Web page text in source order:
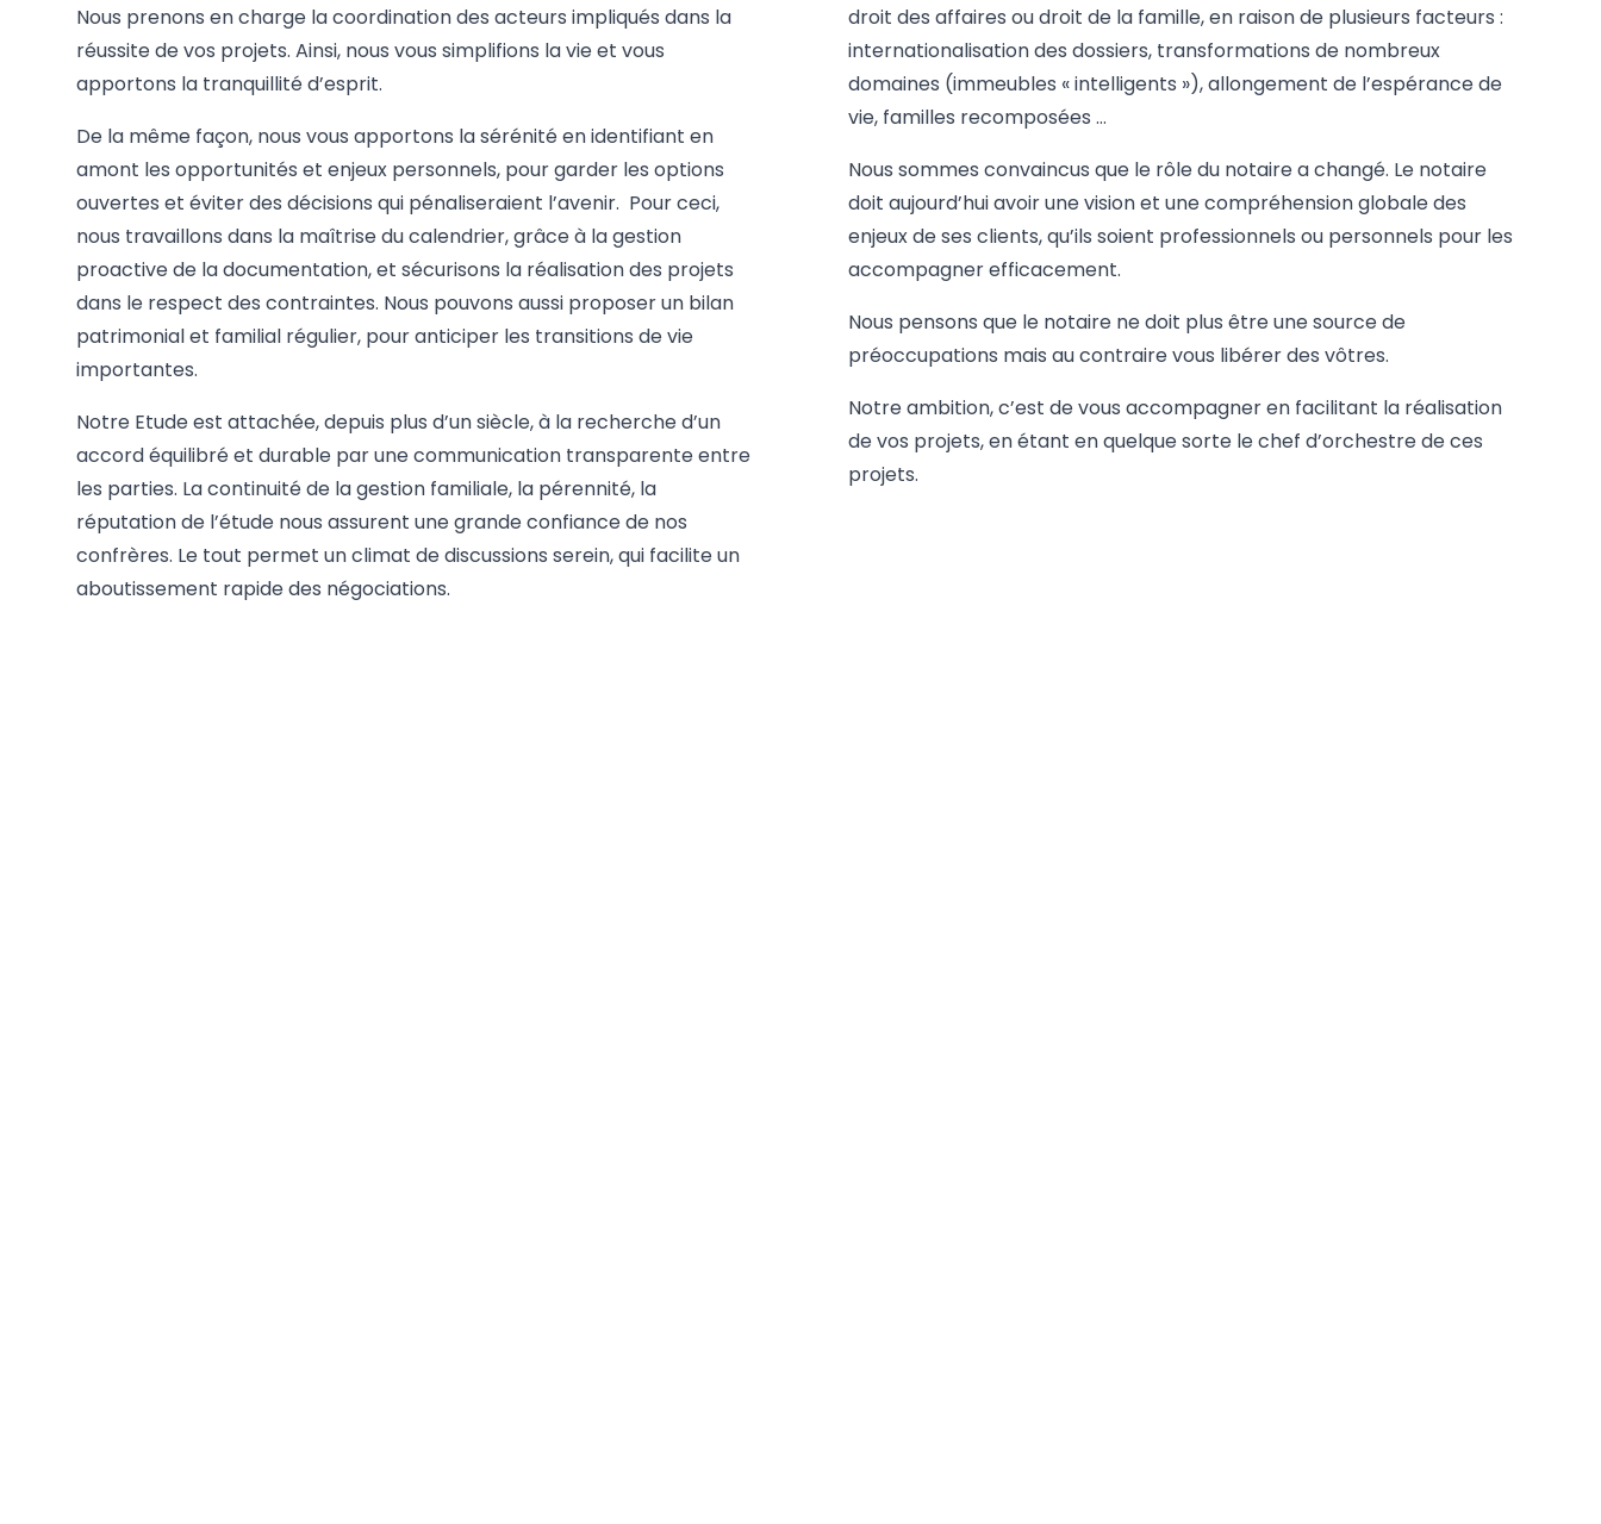
Nous prenons en charge la coordination des acteurs impliqués dans la
réussite de vos projets. Ainsi, nous vous simplifions la vie et vous
apportons la tranquillité d’esprit.
De la même façon, nous vous apportons la sérénité en identifiant en
amont les opportunités et enjeux personnels, pour garder les options
ouvertes et éviter des décisions qui pénaliseraient l’avenir. Pour ceci,
nous travaillons dans la maîtrise du calendrier, grâce à la gestion
proactive de la documentation, et sécurisons la réalisation des projets
dans le respect des contraintes. Nous pouvons aussi proposer un bilan
patrimonial et familial régulier, pour anticiper les transitions de vie
importantes.
Notre Etude est attachée, depuis plus d’un siècle, à la recherche d’un
accord équilibré et durable par une communication transparente entre
les parties. La continuité de la gestion familiale, la pérennité, la
réputation de l’étude nous assurent une grande confiance de nos
confrères. Le tout permet un climat de discussions serein, qui facilite un
aboutissement rapide des négociations.
droit des affaires ou droit de la famille, en raison de plusieurs facteurs :
internationalisation des dossiers, transformations de nombreux
domaines (immeubles « intelligents »), allongement de l’espérance de
vie, familles recomposées …
Nous sommes convaincus que le rôle du notaire a changé. Le notaire
doit aujourd’hui avoir une vision et une compréhension globale des
enjeux de ses clients, qu’ils soient professionnels ou personnels pour les
accompagner efficacement.
Nous pensons que le notaire ne doit plus être une source de
préoccupations mais au contraire vous libérer des vôtres.
Notre ambition, c’est de vous accompagner en facilitant la réalisation
de vos projets, en étant en quelque sorte le chef d’orchestre de ces
projets.